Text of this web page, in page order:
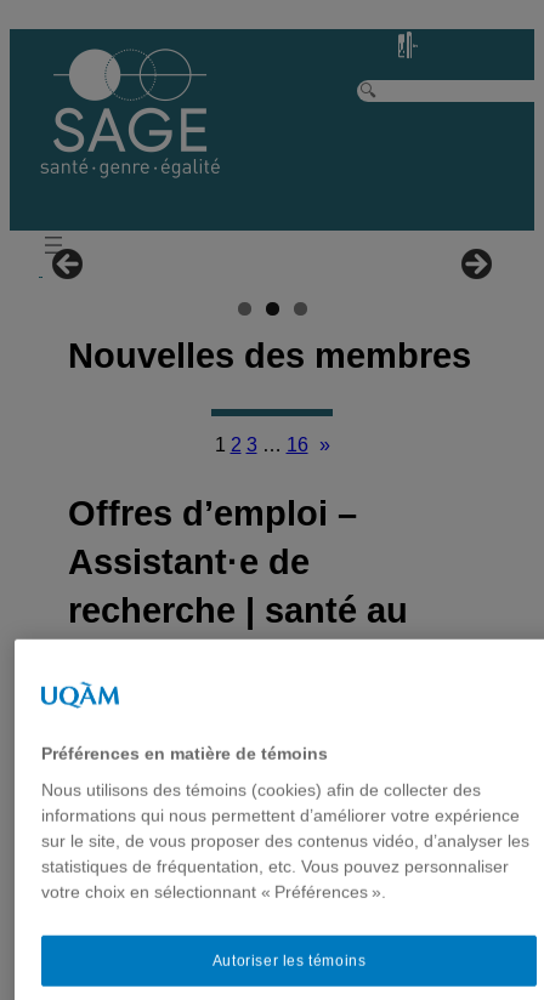
Aller
contenu
e
Nouvelles des membres
1 2 3 … 16 »
Offres d’emploi –
Assistant·e de
recherche | santé au
inclusion
Préférences en matière de témoins
Nous utilisons des témoins (cookies) afin de collecter des
informations qui nous permettent d’améliorer votre expérience
sur le site, de vous proposer des contenus vidéo, d’analyser les
statistiques de fréquentation, etc. Vous pouvez personnaliser
votre choix en sélectionnant « Préférences ».
Autoriser les témoins